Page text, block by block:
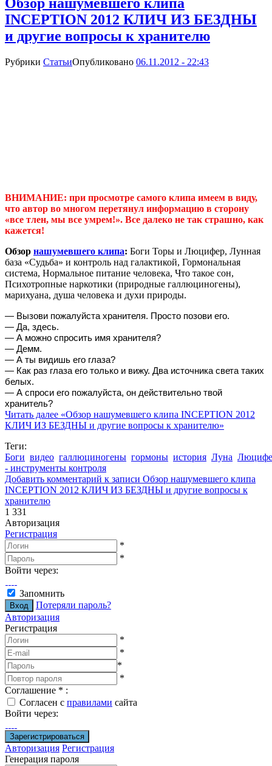
INCEPTION 2012 КЛИЧ ИЗ БЕЗДНЫ
и другие вопросы к хранителю
Рубрики СтатьиОпубликовано 06.11.2012 - 22:43
ВНИМАНИЕ: при просмотре самого клипа имеем в виду,
что автор во многом перетянул информацию в сторону
«все тлен, мы все умрем!». Все далеко не так страшно, как
кажется!
Обзор нашумевшего клипа: Боги Торы и Люцифер, Лунная
база «Судьба» и контроль над галактикой, Гормональная
система, Нормальное питание человека, Что такое сон,
Психотропные наркотики (природные галлюциногены),
марихуана, душа человека и духи природы.
— Вызови пожалуйста хранителя. Просто позови его.
— Да, здесь.
— А можно спросить имя хранителя?
— Демм.
— А ты видишь его глаза?
— Как раз глаза его только и вижу. Два источника света таких
белых.
— А спроси его пожалуйста, он действительно твой
хранитель?
Читать далее «Обзор нашумевшего клипа INCEPTION 2012
КЛИЧ ИЗ БЕЗДНЫ и другие вопросы к хранителю»
Теги:
Боги видео галлюциногены гормоны история Луна
- инструменты контроля
Добавить комментарий к записи Обзор нашумевшего клипа
INCEPTION 2012 КЛИЧ ИЗ БЕЗДНЫ и другие вопросы к
хранителю
1 331
Авторизация
Регистрация
*
*
Войти через:
Запомнить
Потеряли пароль?
Авторизация
Регистрация
*
*
*
*
Соглашение * :
Согласен с правилами сайта
Войти через:
Авторизация Регистрация
Генерация пароля